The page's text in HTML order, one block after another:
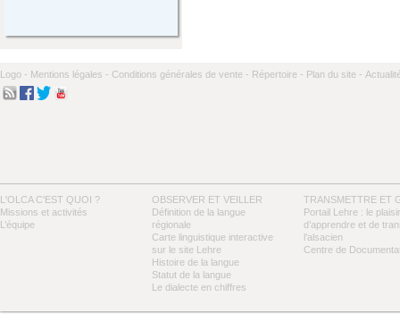
Logo - Mentions légales - Conditions générales de vente - Répertoire - Plan du site -
L'OLCA C'EST QUOI ?
Missions et activités
L’équipe
OBSERVER ET VEILLER
Définition de la langue
régionale
Carte linguistique interactive
sur le site Lehre
Histoire de la langue
Statut de la langue
Le dialecte en chiffres
TRANSMETTRE ET
Portail Lehre : le plaisir
d’apprendre et de
l’alsacien
Centre de